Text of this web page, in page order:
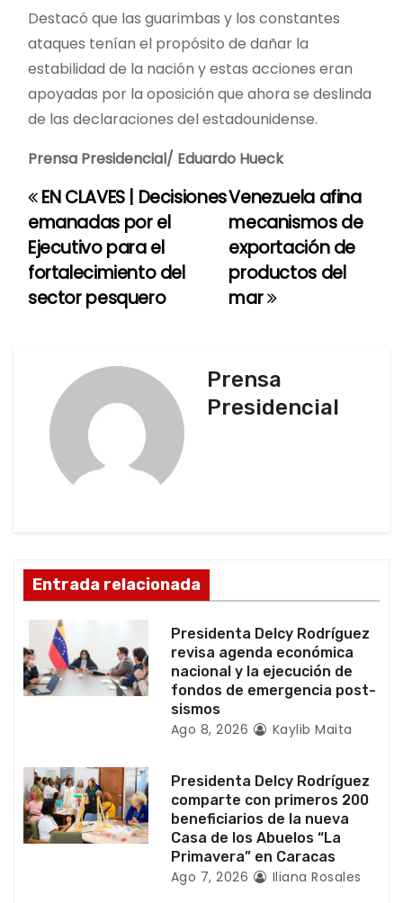
Destacó que las guarimbas y los constantes
ataques tenían el propósito de dañar la
estabilidad de la nación y estas acciones eran
apoyadas por la oposición que ahora se deslinda
de las declaraciones del estadounidense.
Prensa Presidencial/ Eduardo Hueck
N
a
v
d
e
e
n
r
a
d
Venezuela afina
mecanismos de
exportación de
productos del
mar
EN CLAVES | Decisiones
emanadas por el
Ejecutivo para el
fortalecimiento del
sector pesquero
Prensa
Presidencial
Entrada relacionada
Presidenta Delcy Rodríguez
revisa agenda económica
nacional y la ejecución de
fondos de emergencia post-
sismos
Ago 8, 2026 Kaylib Maita
Presidenta Delcy Rodríguez
comparte con primeros 200
beneficiarios de la nueva
Casa de los Abuelos “La
Primavera” en Caracas
Ago 7, 2026 Iliana Rosales